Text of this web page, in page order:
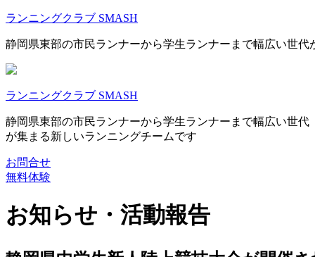
ランニングクラブ SMASH
静岡県東部の市民ランナーから学生ランナーまで幅広い世
ランニングクラブ SMASH
静岡県東部の市民ランナーから学生ランナーまで幅広い世代
が集まる新しいランニングチームです
お問合せ
無料体験
お知らせ・活動報告